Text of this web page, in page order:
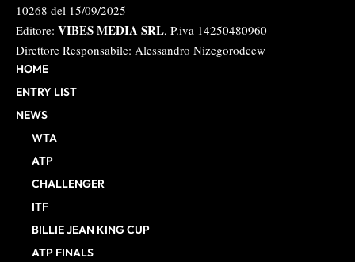
10268 del 15/09/2025
Editore: VIBES MEDIA SRL, P.iva 14250480960
Direttore Responsabile: Alessandro Nizegorodcew
HOME
ENTRY LIST
NEWS
WTA
ATP
CHALLENGER
ITF
BILLIE JEAN KING CUP
ATP FINALS